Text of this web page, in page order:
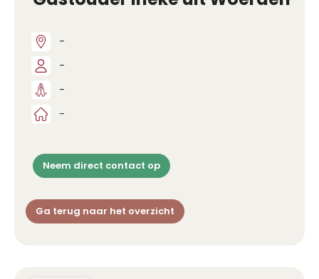
-
-
-
-
Neem direct contact op
Ga terug naar het overzicht